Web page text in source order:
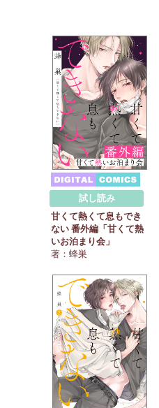
試し読み
甘くて熱くて息もでき
ない 番外編「甘くて熱
いお泊まり会」
著：蜂巣